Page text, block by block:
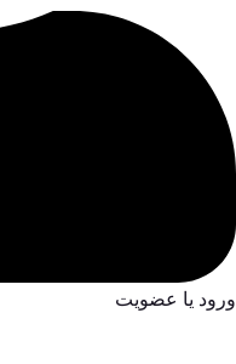
ورود یا عضویت